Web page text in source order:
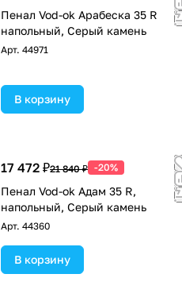
Пенал Vod-ok Арабеска 35 R
напольный, Серый камень
Арт. 44971
В корзину
17 472 ₽21 840 ₽ -20%
Пенал Vod-ok Адам 35 R,
напольный, Серый камень
Арт. 44360
В корзину